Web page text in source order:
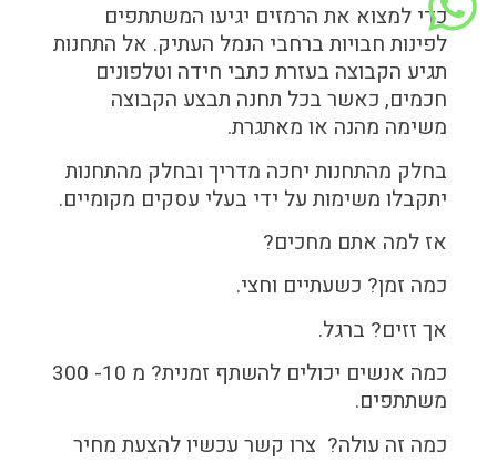
כדי למצוא את הרמזים יגיעו המשתתפים
לפינות חבויות ברחבי הנמל העתיק. אל התחנות
תגיע הקבוצה בעזרת כתבי חידה וטלפונים
חכמים, כאשר בכל תחנה תבצע הקבוצה
משימה מהנה או מאתגרת.
בחלק מהתחנות יחכה מדריך ובחלק מהתחנות
יתקבלו משימות על ידי בעלי עסקים מקומיים.
אז למה אתם מחכים?
כמה זמן? כשעתיים וחצי.
אך זזים? ברגל.
כמה אנשים יכולים להשתף זמנית? מ 10- 300
משתתפים.
כמה זה עולה? צרו קשר עכשיו להצעת מחיר